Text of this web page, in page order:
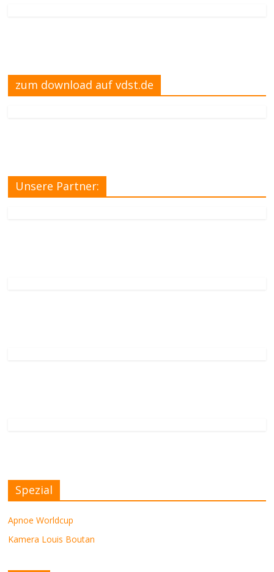
zum download auf vdst.de
Unsere Partner:
Spezial
Apnoe Worldcup
Kamera Louis Boutan